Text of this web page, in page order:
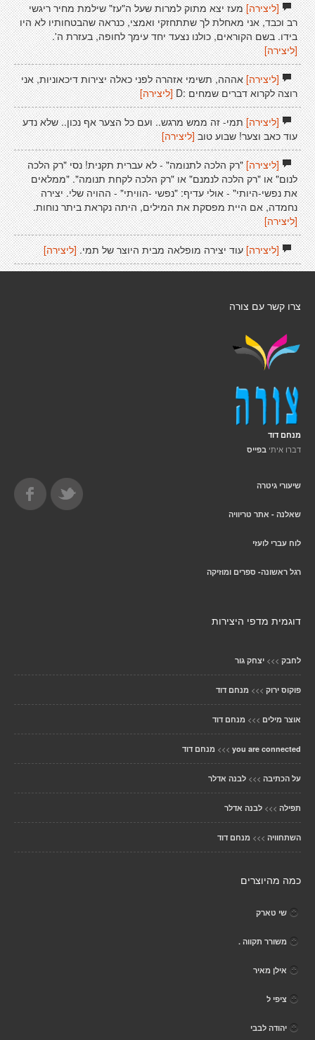
[ליצירה]מעז יצא מתוק למרות שעל ה"עז" שילמת מחיר ריגשי
רב וכבד, אני מאחלת לך שתתחזקי ואמצי, כנראה שהבטחותיו לא היו
בידו. בשם הקוראים, כולנו נצעד יחד עימך לחופה, בעזרת ה'.
[ליצירה]
[ליצירה]אההה, תשימי אזהרה לפני כאלה יצירות דיכאוניות, אני
רוצה לקרוא דברים שמחים :D
[ליצירה]
[ליצירה]תמי- זה ממש מרגש.. ועם כל הצער אף נכון.. שלא נדע
עוד כאב וצער! שבוע טוב [ליצירה]
[ליצירה]"רק הלכה לתנומה" - לא עברית תקנית! נסי "רק הלכה
לנום" או "רק הלכה לנמנם" או "רק הלכה לקחת תנומה". "ממלאים
את נפשי-היותי" - אולי עדיף: "נפשי -הוויתי" - ההויה שלי. יצירה
נחמדה, אם היית מפסקת את המילים, היתה נקראת ביתר נוחות.
[ליצירה]
[ליצירה]עוד יצירה מופלאה מבית היוצר של תמי.[ליצירה]
צרו קשר עם צורה
מנחם דוד
דברו איתי בפייס
שיעורי גיטרה
שאלנה - אתר טריוויה
לוח עברי לועזי
רגל ראשונה- ספרים ומוזיקה
דוגמית מדפי היצירות
לחבק >>> יצחק גור
פוקוס ירוק >>> מנחם דוד
אוצר מילים >>> מנחם דוד
you are connected
>>> מנחם דוד
על הכתיבה >>> לבנה אדלר
תפילה >>> לבנה אדלר
השתחוויה >>> מנחם דוד
כמה מהיוצרים
שי טארק
משורר תקווה .
אילן מאיר
ציפי ל
יהודה לבבי